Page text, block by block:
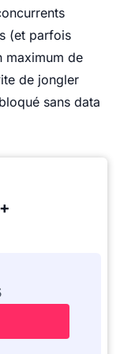
(et parfois
maximum de
de jongler
sans data